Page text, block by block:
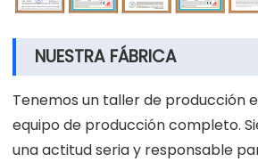
NUESTRA FÁBRICA
Tenemos un taller de producción
equipo de producción completo.
una actitud seria y responsable